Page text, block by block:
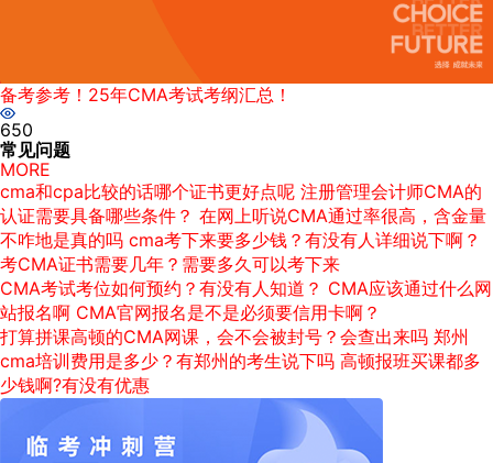
备考参考！25年CMA考试考纲汇总！
650
常见问题
MORE
cma和cpa比较的话哪个证书更好点呢 注册管理会计师CMA的
认证需要具备哪些条件？ 在网上听说CMA通过率很高，含金量
不咋地是真的吗 cma考下来要多少钱？有没有人详细说下啊？
考CMA证书需要几年？需要多久可以考下来
CMA考试考位如何预约？有没有人知道？ CMA应该通过什么网
站报名啊 CMA官网报名是不是必须要信用卡啊？
打算拼课高顿的CMA网课，会不会被封号？会查出来吗 郑州
cma培训费用是多少？有郑州的考生说下吗 高顿报班买课都多
少钱啊?有没有优惠